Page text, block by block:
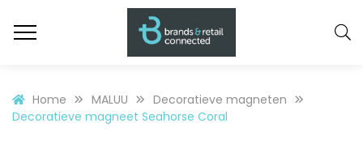
Home MALUU
Decoratieve magneten
Decoratieve magneet Seahorse Coral